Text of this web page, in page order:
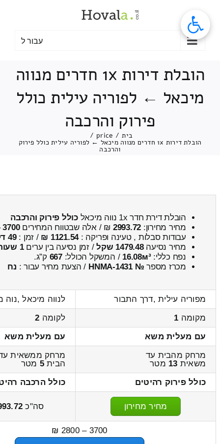
עבור ל
הובלת דירות 1x חדרים מנווה
מיכאל ← לפוריה עילית כולל
פירוק והרכבה
בית /
price
/
הובלת דירות 1x חדרים מנווה מיכאל ← לפוריה עילית כולל פירוק
והרכבה
הובלת דירת חדר 1x נווה מיכאל
כולל פירוק והרכבה
מחיר מחירון: 2993.72 ₪ / אלה שבטווח המחירים3700
עבודות סבלות , טעינה ופריקה :1121.54 ₪ / זמן :49 דקות 32 שניות
מחיר נסיעה1479.48 שקל / זמן נסיעה בין ערים1 שעות , 56 דקות
נפח כללי:16.08м³ / המשקל הכולל:667 ק”ג.
מכרז מספר № HNMA-1431 / הצעת מחיר עבור : נח
מפוריה עילית ,דרך התבור
לנווה מיכאל ,נוה
מקומה 1 לקומה 2
עם מעלית משא
עם מעלית משא
מרחק מהבית עד
משאית 13 מטר
מרחק ממשאית
הבית5 מטר
כולל פירוק רהיטים
כולל הרכבה
מחיר מחירון סה"כ
3700 – 2800 ₪